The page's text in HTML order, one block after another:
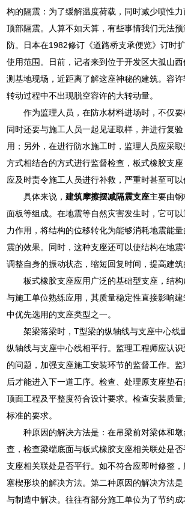
构的隔震：为了缓解温度荷载，同时减少喷性
顶部隔震。人算不如天算，有些事情我们无法
防。日本在1982修订《道路桥支承便览》订时
使用范围。日前，记者来到位于开发区大孤山
测基地现场，近距离了解这座神秘的建筑。容
转动过程中不出现脱空容许的大转动量。
作为监理人员，在防水材料进场时，不仅要
同时还要与施工人员一起见证取样，并进行复
用；另外，在进行防水施工时，监理人员应采
方式相结合的方式进行监督检查，板式橡胶支
应及时责令施工人员进行补救，严重时甚至可以
具体来说，建筑摩擦摆减隔震支座主要由
面板等组成。在地震等自然灾害发生时，它可
力作用，将结构的位移转化为能够消耗地震能
震的效果。同时，这种支座还可以使结构在地
调整自身的振动状态，缩短回复时间，提高建筑
板式橡胶支座应用广泛的基础型支座，结
与施工单位熟练应用，其质量稳定性直接影响
中优先选用的支座类型之一。
架梁落梁时，T型梁的纵轴线与支座中心线
纵轴线与支座中心线相平行。监理工程师应认
的问题，加强支座施工安装环节的监督工作。
后才能进入下一道工序。检查、处理原支座垫石
顶面工程及平整度符合设计要求。检查安装质
标准的要求。
种原因的解决方法是：在吊梁前对梁体和
查，检查梁端底面与板式橡胶支座相关联处是
支座相关联处是否平行。如不符合应即时修整
塞楔形块的解决方法。第二种原因的解决方法
与制造中解决。往往有部分施工单位为了节约